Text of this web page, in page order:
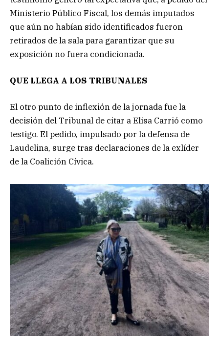
Ministerio Público Fiscal, los demás imputados
que aún no habían sido identificados fueron
retirados de la sala para garantizar que su
exposición no fuera condicionada.
QUE LLEGA A LOS TRIBUNALES
El otro punto de inflexión de la jornada fue la
decisión del Tribunal de citar a Elisa Carrió como
testigo. El pedido, impulsado por la defensa de
Laudelina, surge tras declaraciones de la exlíder
de la Coalición Cívica.